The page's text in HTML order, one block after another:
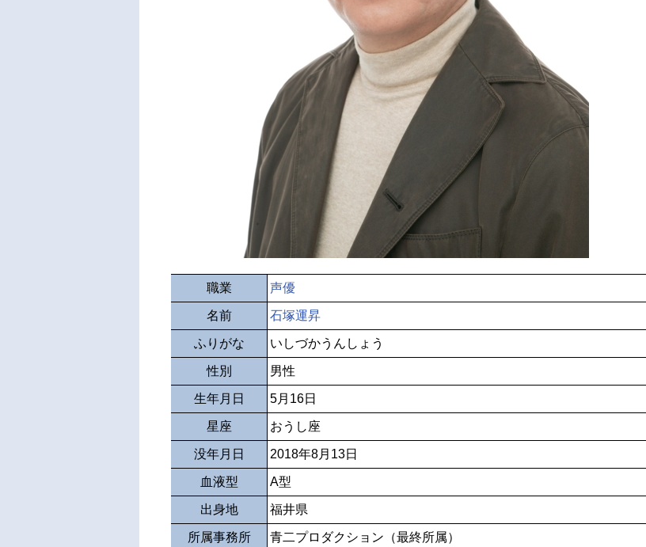
職業 声優
名前 石塚運昇
ふりがな いしづかうんしょう
性別 男性
生年月日 5月16日
星座 おうし座
没年月日 2018年8月13日
血液型 A型
出身地 福井県
所属事務所 青二プロダクション（最終所属）
radio 大直会 2nd season